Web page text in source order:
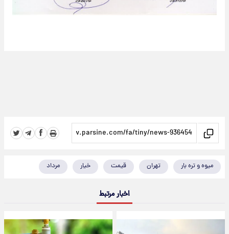
میوه و تره بار تهران قیمت خیار مرداد
اخبار مرتبط